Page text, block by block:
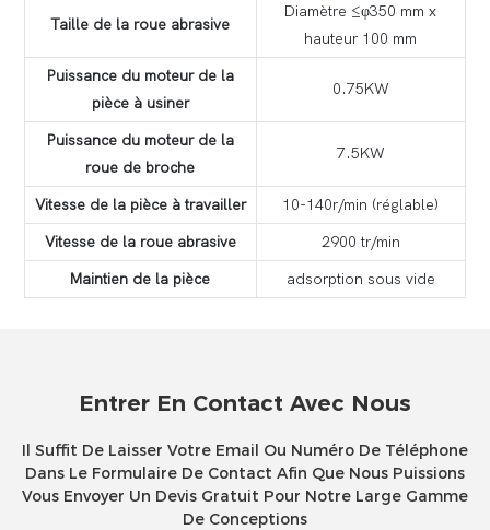
Taille de la roue abrasive
Diamètre ≤φ350 mm x
hauteur 100 mm
Puissance du moteur de la
pièce à usiner
0.75KW
Puissance du moteur de la
roue de broche
7.5KW
Vitesse de la pièce à travailler
10-140r/min (réglable)
Vitesse de la roue abrasive
2900 tr/min
Maintien de la pièce
adsorption sous vide
Entrer En Contact Avec Nous
Il Suffit De Laisser Votre Email Ou Numéro De Téléphone
Dans Le Formulaire De Contact Afin Que Nous Puissions
Vous Envoyer Un Devis Gratuit Pour Notre Large Gamme
De Conceptions